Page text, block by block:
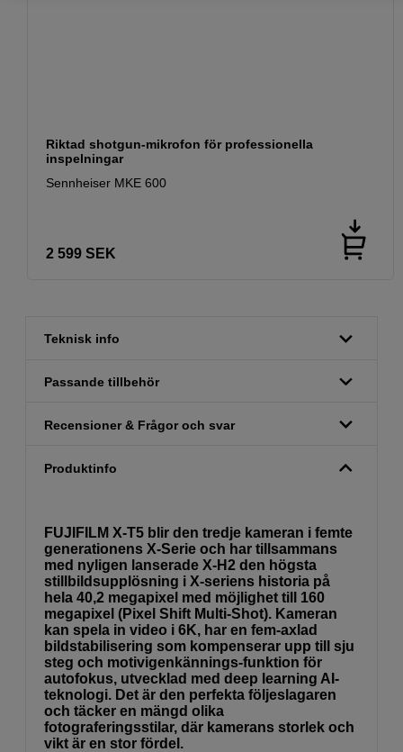
Riktad shotgun-mikrofon för professionella
inspelningar
Sennheiser MKE 600
2 599 SEK
Teknisk info
Passande tillbehör
Recensioner & Frågor och svar
Produktinfo
FUJIFILM X-T5 blir den tredje kameran i femte
generationens X-Serie och har tillsammans
med nyligen lanserade X-H2 den högsta
stillbildsupplösning i X-seriens historia på
hela 40,2 megapixel med möjlighet till 160
megapixel (Pixel Shift Multi-Shot). Kameran
kan spela in video i 6K, har en fem-axlad
bildstabilisering som kompenserar upp till sju
steg och motivigenkännings-funktion för
autofokus, utvecklad med deep learning AI-
teknologi. Det är den perfekta följeslagaren
och täcker en mängd olika
fotograferingsstilar, där kamerans storlek och
vikt är en stor fördel.